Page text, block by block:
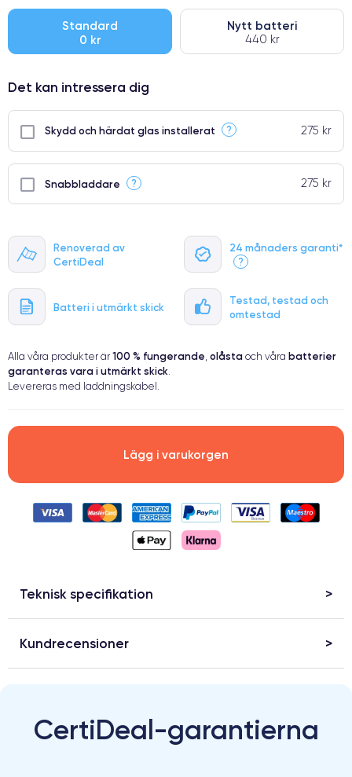
Renoverad av
CertiDeal
24 månaders garanti*
?
Batteri i utmärkt skick
Testad, testad och
omtestad
Standard
0 kr
Nytt batteri
440 kr
Det kan intressera dig
Skydd och härdat glas installerat ? 275 kr
Snabbladdare ? 275 kr
Alla våra produkter är 100 % fungerande, olåsta och våra batterier
garanteras vara i utmärkt skick.
Levereras med laddningskabel.
Lägg i varukorgen
Teknisk specifikation
Kundrecensioner
CertiDeal-garantierna